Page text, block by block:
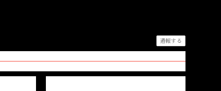
通報する